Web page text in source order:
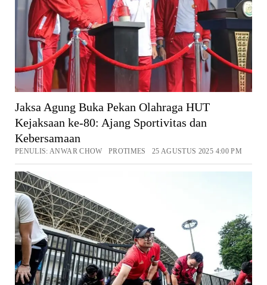
Jaksa Agung Buka Pekan Olahraga HUT
Kejaksaan ke-80: Ajang Sportivitas dan
Kebersamaan
PENULIS: ANWAR CHOW PROTIMES 25 AGUSTUS 2025 4:00 PM